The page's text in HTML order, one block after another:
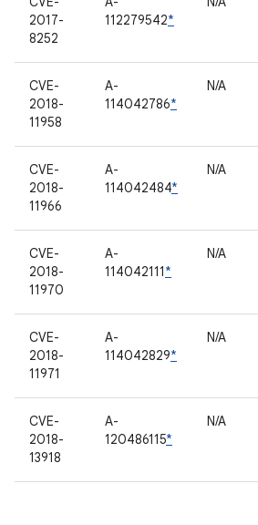
2017-
8252
112279542*
CVE-
2018-
11958
A-
114042786*
N/A
CVE-
2018-
11966
A-
114042484*
N/A
CVE-
2018-
11970
A-
114042111*
N/A
CVE-
2018-
11971
A-
114042829*
N/A
CVE-
2018-
13918
A-
120486115*
N/A